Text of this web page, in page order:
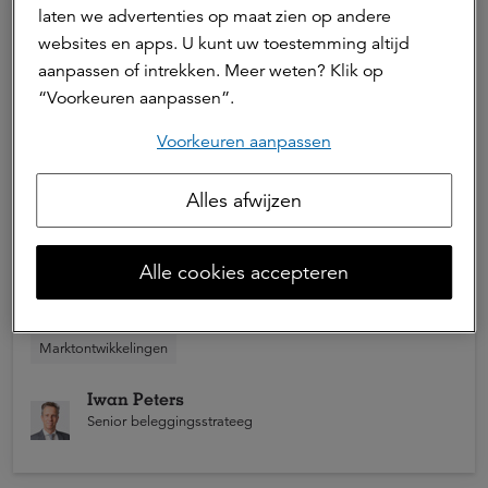
Juni 2026: beleggingsklimaat blijft
Juni 2026 verliep voor zowel aandelen- als
van 2026 hebben vooral beleggers in Aziatische
aandelen en opkomende markten hoge rendementen
Marktontwikkelingen
Iwan Peters
Senior beleggingsstrateeg
laten we advertenties op maat zien op andere
websites en apps. U kunt uw toestemming altijd
aanpassen of intrekken. Meer weten? Klik op
“Voorkeuren aanpassen”.
Voorkeuren aanpassen
Alles afwijzen
Alle cookies accepteren